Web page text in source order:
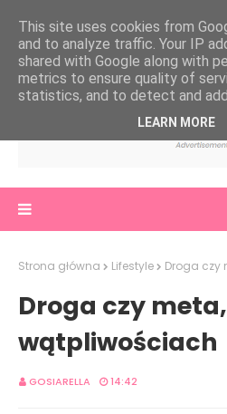
Strona główna Lifestyle Droga czy
Droga czy
wątpliwościach
GOSIARELLA 14:42
This site uses cookies from
and to analyze traffic. Your IP
shared with Google along with
metrics to ensure quality of
statistics, and to detect and
LEARN MORE